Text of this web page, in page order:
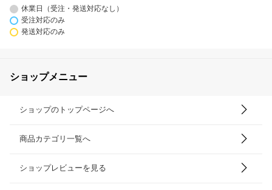
休業日（受注・発送対応なし）
受注対応のみ
発送対応のみ
ショップメニュー
ショップのトップページへ
商品カテゴリ一覧へ
ショップレビューを見る